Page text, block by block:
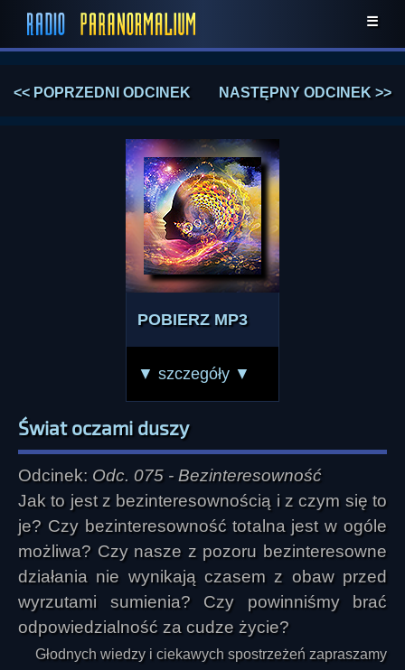
☰
<< POPRZEDNI ODCINEK NASTĘPNY ODCINEK >>
POBIERZ MP3
▼ szczegóły ▼
Świat oczami duszy
Odcinek: Odc. 075 - Bezinteresowność
Jak to jest z bezinteresownością i z czym się to
je? Czy bezinteresowność totalna jest w ogóle
możliwa? Czy nasze z pozoru bezinteresowne
działania nie wynikają czasem z obaw przed
wyrzutami sumienia? Czy powinniśmy brać
odpowiedzialność za cudze życie?
Głodnych wiedzy i ciekawych spostrzeżeń zapraszamy